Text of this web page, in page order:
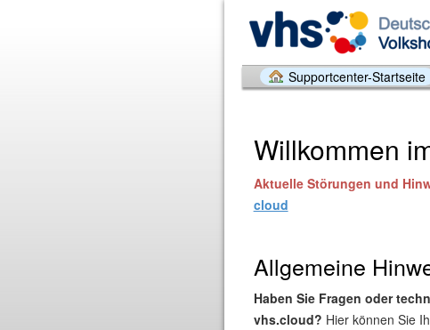
Supportcenter-Startseite
Willkommen
Aktuelle Störungen und
cloud
Allgemeine
Haben Sie Fragen oder
vhs.cloud? Hier können Sie